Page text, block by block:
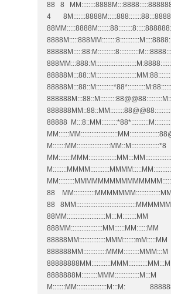
88 8
4
88888
88
88
88MM::::::::::::::::::::::M:::M::::::::MM
M:::::::MM:::::::::::::::::M:::M: